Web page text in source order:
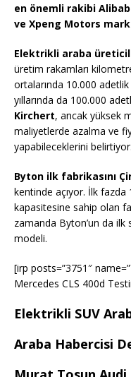
en önemli rakibi
ve Xpeng Motors
Elektrikli araba
üretim rakamları
ortalarında 10.000
yıllarında da 100.000
Kirchert, ancak yüksek
maliyetlerde azalma ve
yapabileceklerini belirtiyor.
Byton ilk fabrikasını
kentinde açıyor. İlk
kapasitesine sahip olan
zamanda Byton’un da
modeli.
[irp posts=”3751″
Mercedes CLS 400d
Elektrikli SUV
Araba Habercisi